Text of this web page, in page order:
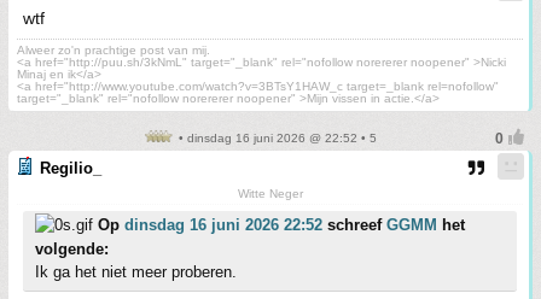
wtf
Alweer zo'n prachtige post van mij.
<a href="http://puu.sh/3kNmL" target="_blank" rel="nofollow norererer noopener" >Nicki
Minaj en ik</a>
<a href="http://www.youtube.com/watch?v=3BTsY1HAW_c target=_blank rel=nofollow"
target="_blank" rel="nofollow norererer noopener" >Mijn vissen in actie.</a>
• dinsdag 16 juni 2026 @ 22:52 • 5
Regilio_
Witte Neger
Op dinsdag 16 juni 2026 22:52 schreef GGMM het
volgende:
Ik ga het niet meer proberen.